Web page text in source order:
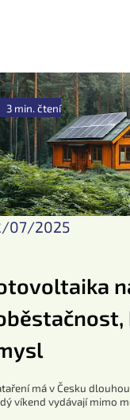
3 min. čtení
07/2025
má v Česku
víkend vydávají mimo